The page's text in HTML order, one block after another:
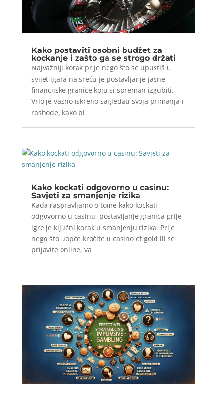
Kako postaviti osobni budžet za
kockanje i zašto ga se strogo držati
Najvažniji korak prije nego što se upustiš u
svijet igara na sreću je postavljanje jasne
financijske granice koju si spreman izgubiti.
Vrlo je važno iskreno sagledati svoja primanja i
rashode, kako bi
Kako kockati odgovorno u casinu:
Savjeti za smanjenje rizika
Kada raspravljamo o tome kako kockati
odgovorno u casinu, postavljanje granica prije
igre je ključni korak u smanjenju rizika. Prije
nego što uopće kročite u casino of gold ili se
prijavite online, va